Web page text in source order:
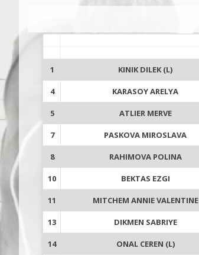
1 KINIK DILEK (L)
4 KARASOY ARELYA
5 ATLIER MERVE
7 PASKOVA MIROSLAVA
8 RAHIMOVA POLINA
10 BEKTAS EZGI
11 MITCHEM ANNIE VALENTINE
13 DIKMEN SABRIYE
14 ONAL CEREN (L)